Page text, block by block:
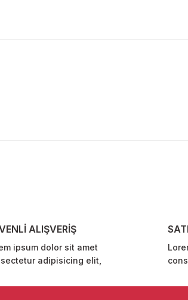
ALIŞVERİŞ
ipsum dolor sit amet
adipisicing elit,